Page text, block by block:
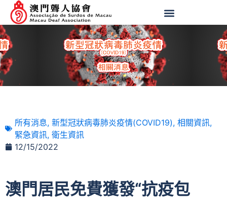
所有消息, 新型冠狀病毒肺炎疫情(COVID19), 相關資訊,
緊急資訊, 衛生資訊
12/15/2022
澳門居民免費獲發“抗疫包